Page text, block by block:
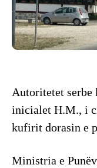
Autoritetet serbe
inicialet H.M., i
kufirit dorasin e
Ministria e